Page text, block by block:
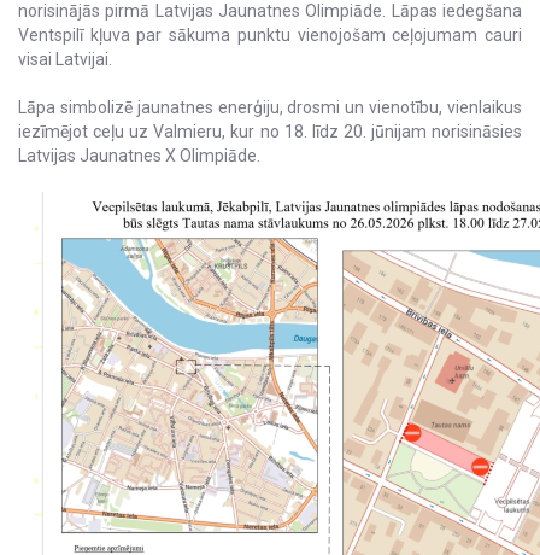
norisinājās pirmā Latvijas Jaunatnes Olimpiāde. Lāpas iedegšana
Ventspilī kļuva par sākuma punktu vienojošam ceļojumam cauri
visai Latvijai.
Lāpa simbolizē jaunatnes enerģiju, drosmi un vienotību, vienlaikus
iezīmējot ceļu uz Valmieru, kur no 18. līdz 20. jūnijam norisināsies
Latvijas Jaunatnes X Olimpiāde.